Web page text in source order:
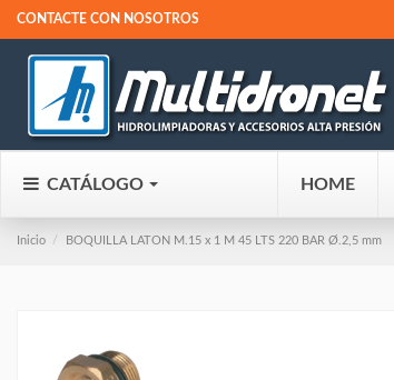
CONTACTE CON NOSOTROS
CATÁLOGO HOME
Inicio BOQUILLA LATON M.15 x 1 M 45 LTS 220 BAR Ø.2,5 mm